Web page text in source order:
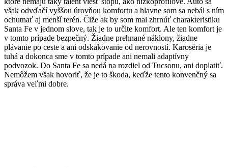
však odvďačí vyššou úrovňou komfortu a hlavne som sa nebál s ním
ochutnať aj menší terén. Čiže ak by som mal zhrnúť charakteristiku
Santa Fe v jednom slove, tak je to určite komfort. Ale ten komfort je
v tomto prípade bezpečný. Žiadne prehnané náklony, žiadne
plávanie po ceste a ani odskakovanie od nerovností. Karoséria je
tuhá a dokonca sme v tomto prípade ani nemali adaptívny
podvozok. Do Santa Fe sa nedá na rozdiel od Tucsonu, ani doplatiť.
Nemôžem však hovoriť, že je to škoda, keďže tento konvenčný sa
správa veľmi dobre.